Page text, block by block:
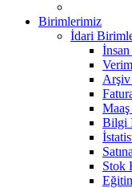
Birimlerimiz
İdari
Bilgi
Stok